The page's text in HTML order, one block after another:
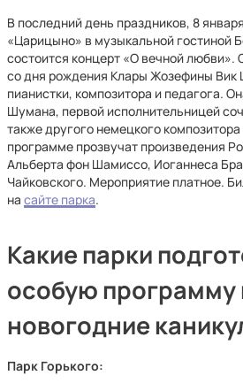
В последний день праздников, 8
«Царицыно» в музыкальной гостиной
состоится концерт «О вечной
со дня рождения Клары Жозефины
пианистки, композитора и педагога.
Шумана, первой исполнительницей
также другого немецкого
программе прозвучат произведения
Альберта фон Шамиссо, Иоганнеса
Чайковского. Мероприятие платное.
на сайте парка.
Какие парки
особую программу
новогодние
Парк Горького: